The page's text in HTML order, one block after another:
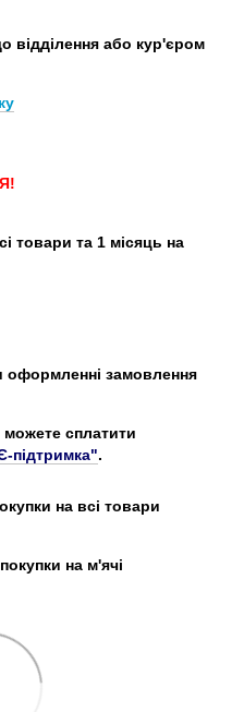
відділення або кур'єром
товари та 1 місяць на
оформленні замовлення
можете сплатити
підтримка".
на всі товари
на м'ячі